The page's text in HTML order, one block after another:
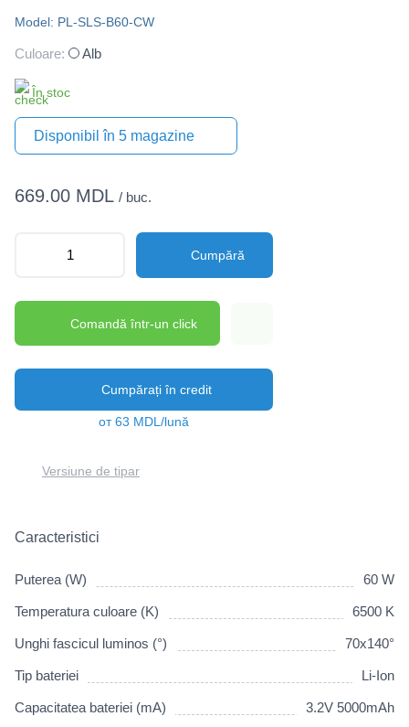
Model: PL-SLS-B60-CW
Culoare: Alb
În stoc
Disponibil în 5 magazine
669.00 MDL / buc.
Cumpără
Comandă într-un click
Cumpărați în credit
от 63 MDL/lună
Versiune de tipar
Caracteristici
Puterea (W) 60 W
Temperatura culoare (K) 6500 K
Unghi fascicul luminos (°) 70x140°
Tip bateriei Li-Ion
Capacitatea bateriei (mA) 3.2V 5000mAh